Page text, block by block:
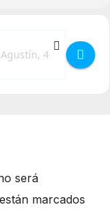
Viva: La felicidad
- Salud Mental
será
marcados